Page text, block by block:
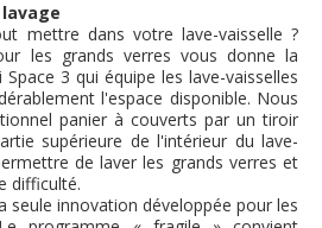
mettre dans votre lave-vaisselle ?
les grands verres vous donne la
3 qui équipe les lave-vaisselles
l'espace disponible. Nous
panier à couverts par un tiroir
supérieure de l'intérieur du lave-
de laver les grands verres et
difficulté.
seule innovation développée pour les